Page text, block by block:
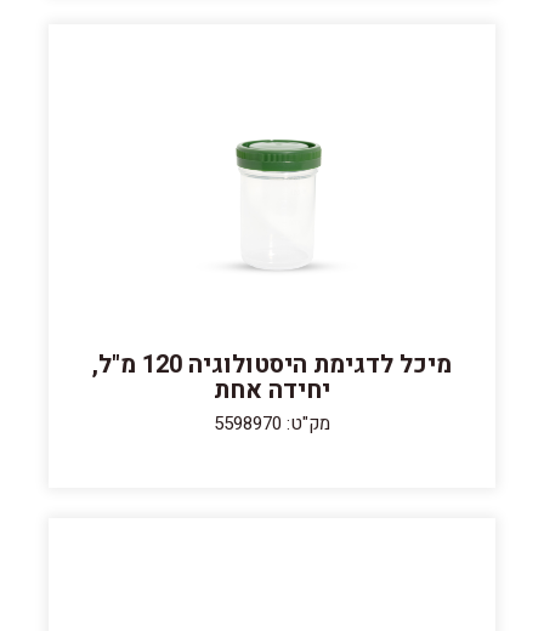
מיכל לדגימת היסטולוגיה 120 מ"ל,
יחידה אחת
מק"ט: 5598970